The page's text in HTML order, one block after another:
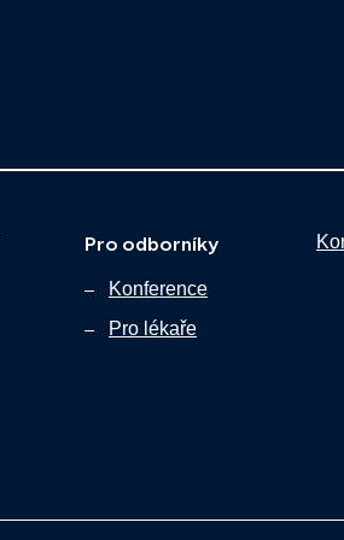
Pro odborníky
Konference
Pro lékaře